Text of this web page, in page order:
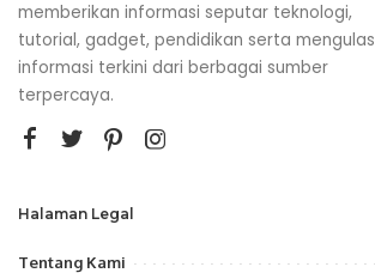
memberikan informasi seputar teknologi,
tutorial, gadget, pendidikan serta mengulas
informasi terkini dari berbagai sumber
terpercaya.
Halaman Legal
Tentang Kami